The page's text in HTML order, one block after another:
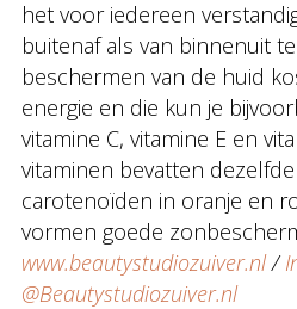
het voor iedereen
buitenaf als van binnenuit
beschermen van de huid
energie en die kun je
vitamine C, vitamine E en
vitaminen bevatten
carotenoïden in oranje en
vormen goede
www.beautystudiozuiver.nl/
@Beautystudiozuiver.nl